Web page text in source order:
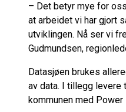
– Det betyr mye for
at arbeidet vi har gjort
utviklingen. Nå ser vi
Gudmundsen,
Datasjøen brukes
av data. I tillegg levere
kommunen med Power